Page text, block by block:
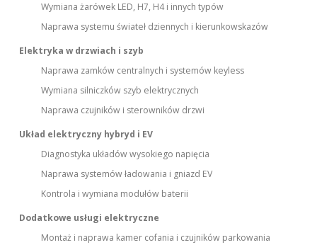
Wymiana żarówek LED, H7, H4 i innych typów
Naprawa systemu świateł dziennych i kierunkowskazów
Elektryka w drzwiach i szyb
Naprawa zamków centralnych i systemów keyless
Wymiana silniczków szyb elektrycznych
Naprawa czujników i sterowników drzwi
Układ elektryczny hybryd i EV
Diagnostyka układów wysokiego napięcia
Naprawa systemów ładowania i gniazd EV
Kontrola i wymiana modułów baterii
Dodatkowe usługi elektryczne
Montaż i naprawa kamer cofania i czujników parkowania